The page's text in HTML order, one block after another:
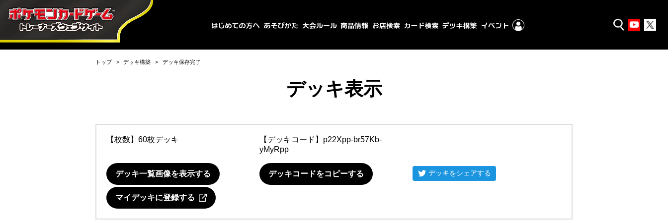
トップ デッキ構築 デッキ保存完了
デッキ表示
【枚数】60枚デッキ 【デッキコード】 p22Xpp-br57Kb-
yMyRpp
デッキ一覧画像を表示する デッキコードをコピーする デッキをシェアする
マイデッキに登録する